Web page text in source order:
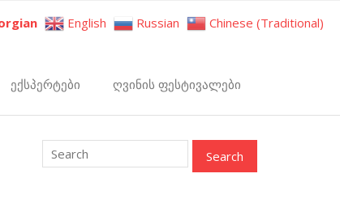
ექსპერტები ღვინის ფესტივალები
English Russian Chinese (Traditional)